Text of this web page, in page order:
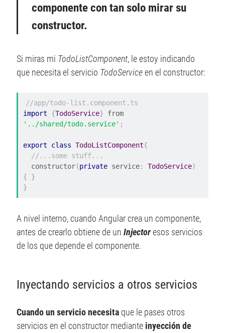
Archive
Meta
Acceder
RSS
de las entradas
WordPress.org
Suscríbete al blog por correo electrónico
Introduce tu correo electrónico para suscribirte a este blog y
recibir notificaciones de nuevas entradas.
e
c
i
componente con tan solo mirar su
constructor.
Si miras mi TodoListComponent, le estoy indicando
que necesita el servicio TodoServiceen el constructor:
//app/todo-list.component.ts
import
{TodoService}
'../shared/todo.service' ;
export class TodoListComponent{
//...some stuff...
  constructor
(private service: TodoService)
{
}
}
A nivel interno, cuando Angular crea un componente,
antes de crearlo obtiene de unInjectoresos servicios
de los que depende el componente.
Inyectando servicios a otros servicios
Cuando un servicio necesita que le pases otros
servicios en el constructor mediante inyección de